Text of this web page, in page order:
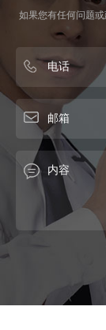
如果您有任何问题